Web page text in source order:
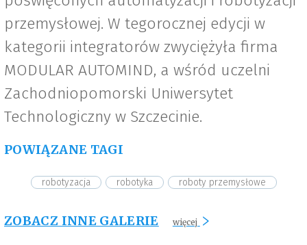
przemysłowej. W tegorocznej edycji w
kategorii integratorów zwyciężyła firma
MODULAR AUTOMIND, a wśród uczelni
Zachodniopomorski Uniwersytet
Technologiczny w Szczecinie.
POWIĄZANE TAGI
robotyzacja robotyka roboty przemysłowe
ZOBACZ INNE GALERIE więcej